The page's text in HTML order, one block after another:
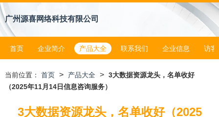
广州源喜网络科技有限公司
首页 企业简介 产品大全 联系我们 企业信息 访客
当前位置： 首页 > 产品大全 > 3大数据资源龙头，名单收好
（2025年11月14日信息咨询服务）
3大数据资源龙头，名单收好（2025